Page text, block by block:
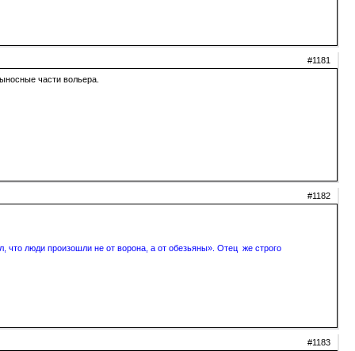
#1181
части вольера.
#1182
люди произошли не от ворона, а от обезьяны». Отец же строго
#1183